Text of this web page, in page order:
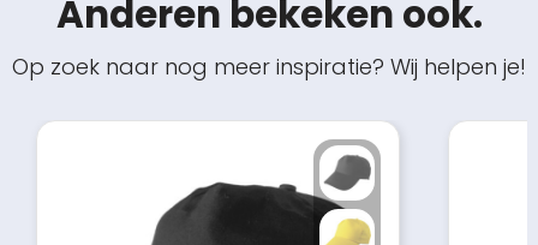
Anderen bekeken ook.
Op zoek naar nog meer inspiratie? Wij helpen je!